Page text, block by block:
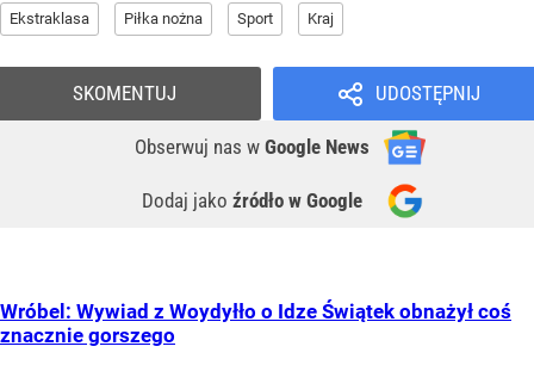
Ekstraklasa Piłka nożna Sport Kraj
UDOSTĘPNIJ
Obserwuj nas w Google News
Dodaj jako źródło w Google
SKOMENTUJ
Wróbel: Wywiad z Woydyłło o Idze Świątek obnażył coś
znacznie gorszego